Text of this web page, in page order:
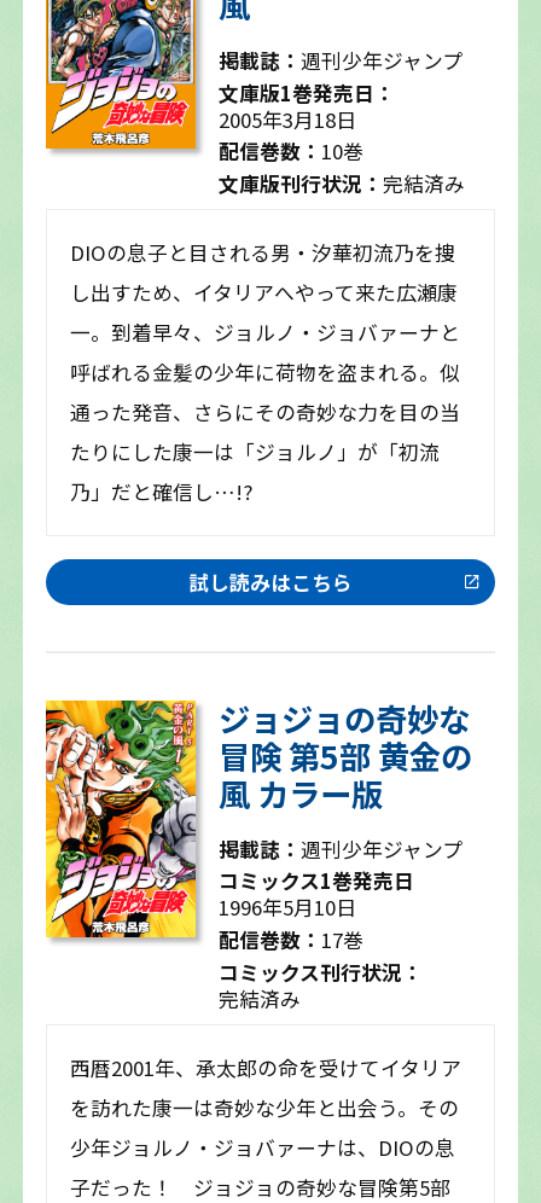
掲載誌： 週刊少年ジャンプ
文庫版1巻発売日：
2005年3月18日
配信巻数： 10巻
文庫版刊行状況： 完結済み
DIOの息子と目される男・汐華初流乃を捜
し出すため、イタリアへやって来た広瀬康
一。到着早々、ジョルノ・ジョバァーナと
呼ばれる金髪の少年に荷物を盗まれる。似
通った発音、さらにその奇妙な力を目の当
たりにした康一は「ジョルノ」が「初流
乃」だと確信し…!?
試し読みはこちら
ジョジョの奇妙な
冒険 第5部 黄金の
風 カラー版
掲載誌： 週刊少年ジャンプ
コミックス1巻発売日
1996年5月10日
配信巻数： 17巻
コミックス刊行状況：
完結済み
西暦2001年、承太郎の命を受けてイタリア
を訪れた康一は奇妙な少年と出会う。その
少年ジョルノ・ジョバァーナは、DIOの息
子だった！ ジョジョの奇妙な冒険第5部